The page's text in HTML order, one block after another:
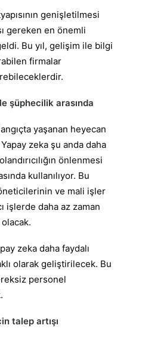
genişletilmesi
gereken en önemli
Bu yıl, gelişim ile bilgi
firmalar
şüphecilik arasında
yaşanan heyecan
zeka şu anda daha
önlenmesi
kullanılıyor. Bu
ve mali işler
işlerde daha az zaman
olacak.
zeka daha faydalı
olarak geliştirilecek. Bu
personel
talep artışı